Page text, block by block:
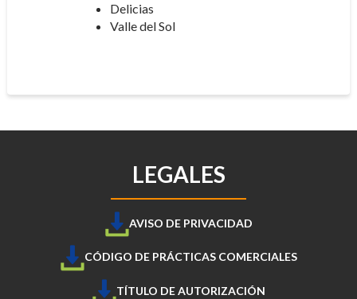
Delicias
Valle del Sol
LEGALES
AVISO DE PRIVACIDAD
CÓDIGO DE PRÁCTICAS COMERCIALES
TÍTULO DE AUTORIZACIÓN